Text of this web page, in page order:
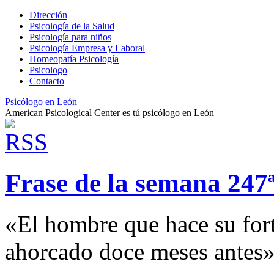
Dirección
Psicología de la Salud
Psicología para niños
Psicología Empresa y Laboral
Homeopatía Psicología
Psicologo
Contacto
Psicólogo en León
American Psicological Center es tú psicólogo en León
Frase de la semana
«El hombre que hace su
ahorcado doce meses